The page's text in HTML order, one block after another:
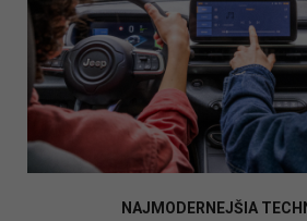
NAJMODERNEJŠIA